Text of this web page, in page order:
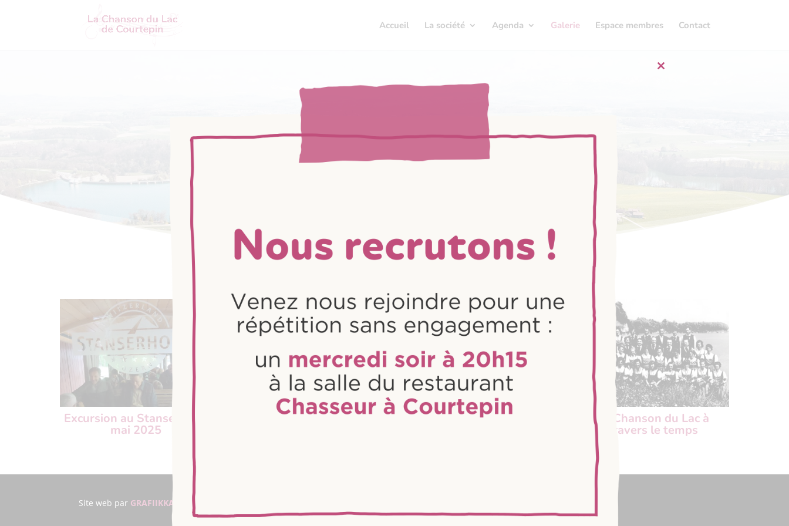
Accueil La société Agenda Galerie Espace membres Contact
Galerie
Excursion au Stanserhorn,
mai 2025
Festivités du 60ème
Voyage en Autriche (Juin
2022)
La Chanson du Lac à
travers le temps
Site web par GRAFIIKKA SNC © 2021 – Tous droits réservés